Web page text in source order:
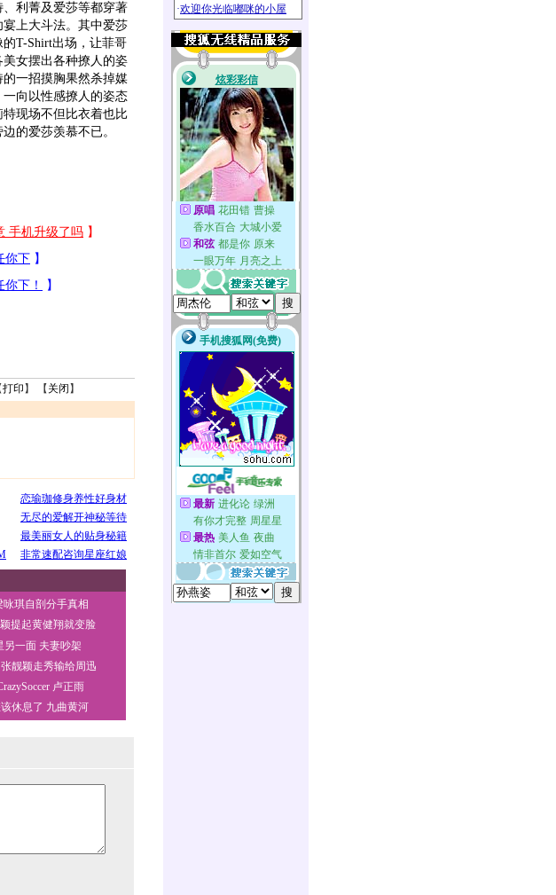
、利菁及爱莎等都穿著
上大斗法。其中爱莎
的T-Shirt出场，让菲哥
女摆出各种撩人的姿
一招摸胸果然杀掉媒
向以性感撩人的姿态
现场不但比衣着也比
的爱莎羡慕不已。
打印 】 【 关闭 】
咏琪自剖分手真相
提起黄健翔就变脸
另一面 夫妻吵架
张靓颖走秀输给周迅
卢正雨
休息了 九曲黄河